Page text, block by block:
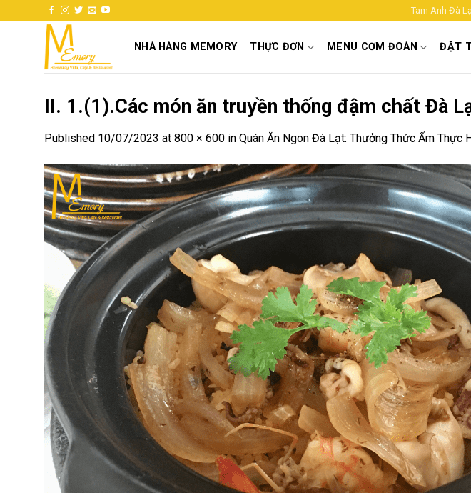
to
Tam Anh Đà
NHÀ HÀNG MEMORY THỰC ĐƠN MENU CƠM ĐOÀN ĐẶT
II. 1.(1).Các món ăn truyền thống đậm chất Đà
Published 10/07/2023 at 800 × 600 in Quán Ăn Ngon Đà Lạt: Thưởng Thức Ẩm Thực